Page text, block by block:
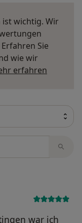
ist wichtig. Wir
Sie
wie wir
erfahren
war ich